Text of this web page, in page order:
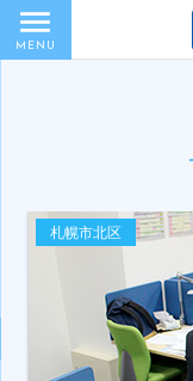
札幌市北区
MENU